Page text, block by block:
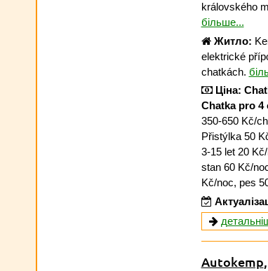
královského
більше...
Житло:
elektrické
chatkách.
Ціна:
Chatka pro 4
350-650 Kč/
Přistýlka 50
3-15 let 20
stan 60 Kč/
Kč/noc, pes
Autokemp,